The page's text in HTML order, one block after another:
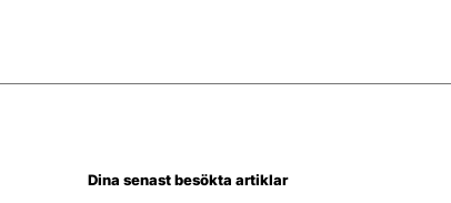
Dina senast besökta artiklar